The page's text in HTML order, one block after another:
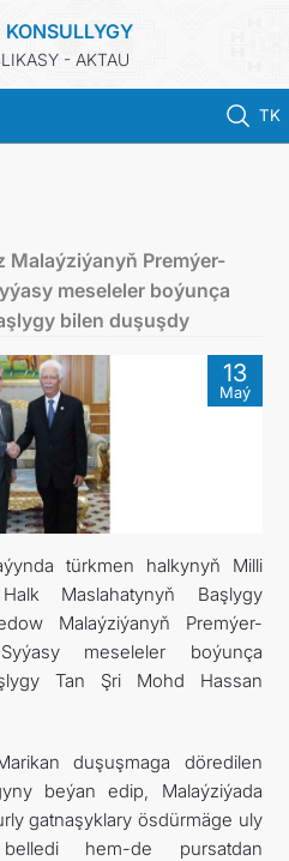
- AKTAU
TK
HYZMATLARY
DIM
EDILIŞIK
WE HATYRA GÜNLERI
Malaýziýanyň Premýer-
meseleler boýunça
bilen duşuşdy
13
Maý
türkmen halkynyň Milli
Maslahatynyň Başlygy
Malaýziýanyň Premýer-
meseleler boýunça
Tan Şri Mohd Hassan
duşuşmaga döredilen
beýan edip, Malaýziýada
gatnaşyklary ösdürmäge uly
hem-de pursatdan